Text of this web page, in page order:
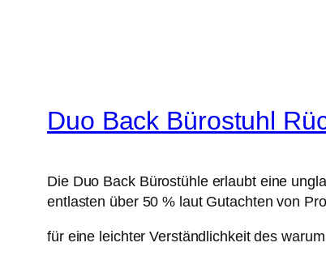
Duo Back Bürostuhl
Die Duo Back Bürostühle erlaubt eine
entlasten über 50 % laut Gutachten von
für eine leichter Verständlichkeit des